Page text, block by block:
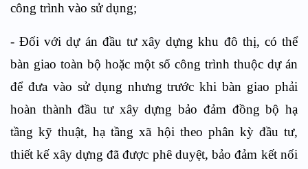
công trình vào sử dụng;
- Đối với dự án đầu tư xây dựng khu đô thị, có thể
bàn giao toàn bộ hoặc một số công trình thuộc dự án
để đưa vào sử dụng nhưng trước khi bàn giao phải
hoàn thành đầu tư xây dựng bảo đảm đồng bộ hạ
tầng kỹ thuật, hạ tầng xã hội theo phân kỳ đầu tư,
thiết kế xây dựng đã được phê duyệt, bảo đảm kết nối